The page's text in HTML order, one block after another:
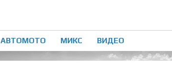
АВТОМОТО МИКС ВИДЕО